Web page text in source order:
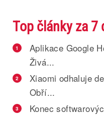
Top články za 7
1
Aplikace Google
Živá...
2
Xiaomi odhaluje
Obří...
3
Konec